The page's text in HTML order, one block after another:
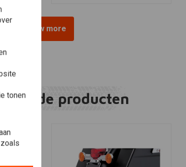
View more
producten
tonen